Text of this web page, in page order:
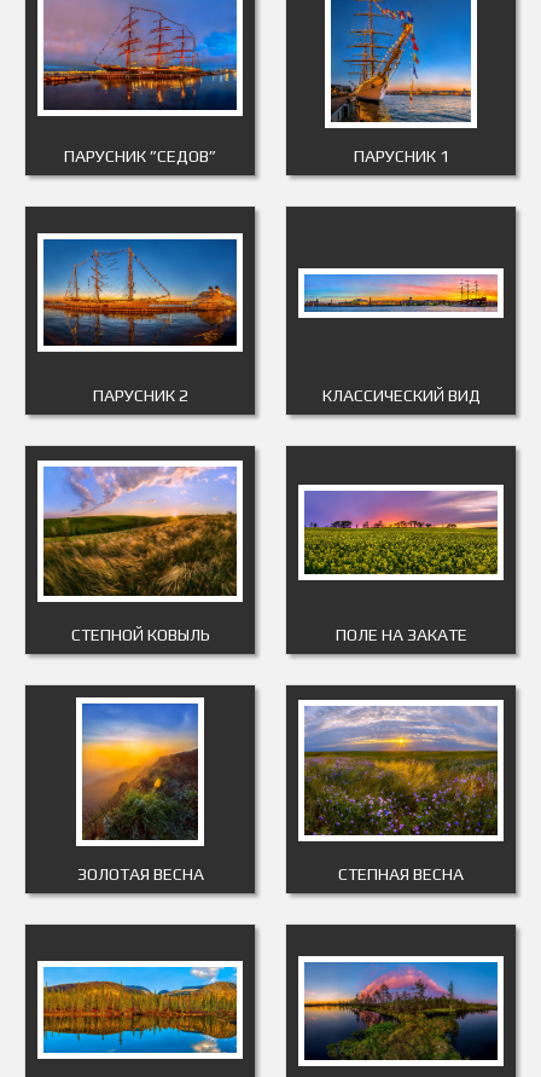
ПАРУСНИК ”СЕДОВ” ПАРУСНИК 1
ПАРУСНИК 2 КЛАССИЧЕСКИЙ ВИД
СТЕПНОЙ КОВЫЛЬ ПОЛЕ НА ЗАКАТЕ
ЗОЛОТАЯ ВЕСНА СТЕПНАЯ ВЕСНА